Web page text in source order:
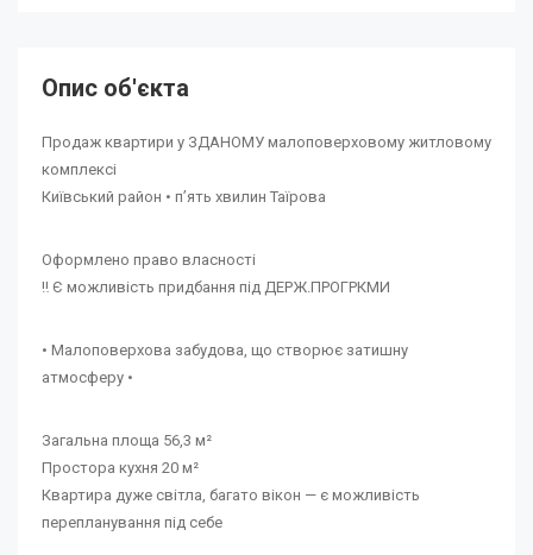
Опис об'єкта
Продаж квартири у ЗДАНОМУ малоповерховому житловому
комплексі
Київський район • пʼять хвилин Таїрова
Оформлено право власності
‼️ Є можливість придбання під ДЕРЖ.ПРОГРКМИ
• Малоповерхова забудова, що створює затишну
атмосферу •
Загальна площа 56,3 м²
Простора кухня 20 м²
Квартира дуже світла, багато вікон — є можливість
перепланування під себе